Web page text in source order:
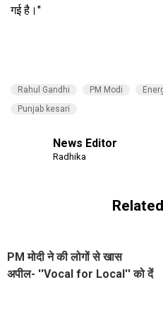
गई है।"
Rahul Gandhi PM Modi
Punjab kesari
News Editor
Radhika
PM मोदी ने की लोगों से खास
अपील- ''Vocal for Local'' को दें